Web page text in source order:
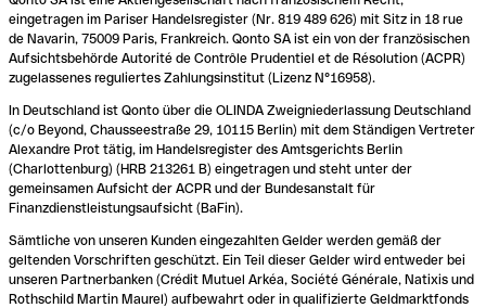
eingetragen im Pariser Handelsregister (Nr. 819 489 626) mit Sitz in 18 rue
de Navarin, 75009 Paris, Frankreich. Qonto SA ist ein von der französischen
Aufsichtsbehörde Autorité de Contrôle Prudentiel et de Résolution (ACPR)
zugelassenes reguliertes Zahlungsinstitut (Lizenz N°16958).
In Deutschland ist Qonto über die OLINDA Zweigniederlassung Deutschland
(c/o Beyond, Chausseestraße 29, 10115 Berlin) mit dem Ständigen Vertreter
Alexandre Prot tätig, im Handelsregister des Amtsgerichts Berlin
(Charlottenburg) (HRB 213261 B) eingetragen und steht unter der
gemeinsamen Aufsicht der ACPR und der Bundesanstalt für
Finanzdienstleistungsaufsicht (BaFin).
Sämtliche von unseren Kunden eingezahlten Gelder werden gemäß der
geltenden Vorschriften geschützt. Ein Teil dieser Gelder wird entweder bei
unseren Partnerbanken (Crédit Mutuel Arkéa, Société Générale, Natixis und
Rothschild Martin Maurel) aufbewahrt oder in qualifizierte Geldmarktfonds